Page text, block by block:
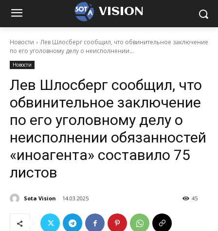
VISION
Новости
Лев Шлосберг сообщил, что обвинительное заключение
по его уголовному делу о неисполнении...
Новости
Лев Шлосберг сообщил, что
обвинительное заключение
по его уголовному делу о
неисполнении обязанностей
«иноагента» составило 75
листов
Sota Vision 14.03.2025 45